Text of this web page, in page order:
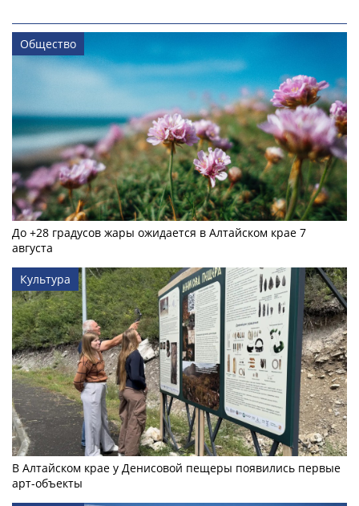
Общество
До +28 градусов жары ожидается в Алтайском крае 7
августа
Культура
В Алтайском крае у Денисовой пещеры появились первые
арт-объекты